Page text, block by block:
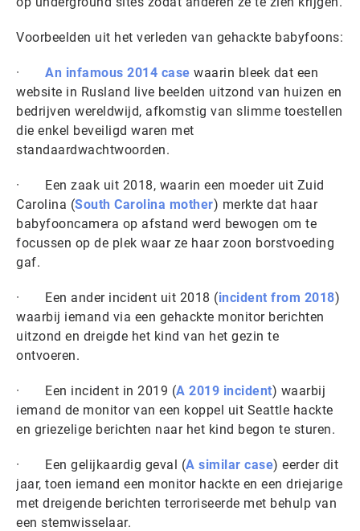
Voorbeelden uit het verleden van gehackte babyfoons:
· An infamous 2014 case waarin bleek dat een
website in Rusland live beelden uitzond van huizen en
bedrijven wereldwijd, afkomstig van slimme toestellen
die enkel beveiligd waren met
standaardwachtwoorden.
· Een zaak uit 2018, waarin een moeder uit Zuid
Carolina (South Carolina mother) merkte dat haar
babyfooncamera op afstand werd bewogen om te
focussen op de plek waar ze haar zoon borstvoeding
gaf.
· Een ander incident uit 2018 (incident from 2018)
waarbij iemand via een gehackte monitor berichten
uitzond en dreigde het kind van het gezin te
ontvoeren.
· Een incident in 2019 (A 2019 incident) waarbij
iemand de monitor van een koppel uit Seattle hackte
en griezelige berichten naar het kind begon te sturen.
· Een gelijkaardig geval (A similar case) eerder dit
jaar, toen iemand een monitor hackte en een driejarige
met dreigende berichten terroriseerde met behulp van
een stemwisselaar.